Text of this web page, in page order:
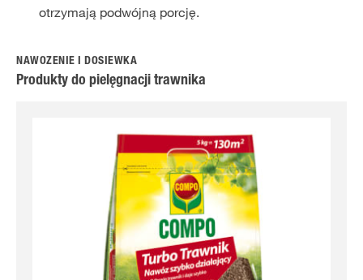
otrzymają podwójną porcję.
NAWOŻENIE I DOSIEWKA
Produkty do pielęgnacji trawnika